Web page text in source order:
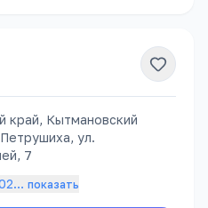
край, Кытмановский
ул.
7
… показать